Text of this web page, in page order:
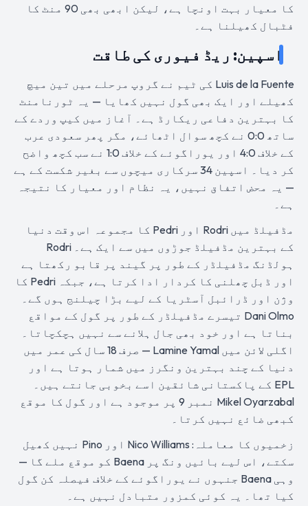
کا معیار بہت اونچا ہے، لیکن ابھی بھی 90 منٹ کا
فٹبال کھیلنا ہے۔
اسپین: ریڈ فیوری کی طاقت
Luis de la Fuente کی ٹیم نے گروپ مرحلے میں تین میچ
کھیلے اور ایک بھی گول نہیں کھایا — یہ ٹورنامنٹ
کا بہترین دفاعی ریکارڈ ہے۔ آغاز میں کیپ وردے کے
ساتھ 0:0 نے کچھ سوال اٹھائے، مگر پھر سعودی عرب
کے خلاف 4:0 اور یوراگوئے کے خلاف 1:0 نے سب کچھ واضح
کر دیا۔ اسپین 34 سرکاری میچوں سے بغیر شکست کے ہے
— یہ محض اتفاق نہیں، یہ نظام اور معیار کا نتیجہ
ہے۔
مڈفیلڈ میں Rodri اور Pedri کا مجموعہ اس وقت دنیا
کے بہترین مڈفیلڈ جوڑوں میں سے ایک ہے۔ Rodri
ہولڈنگ مڈفیلڈر کے طور پر گیند پر قابو رکھتا ہے
اور ڈبل چھلنی کا کردار ادا کرتا ہے، جبکہ Pedri کا
وژن اور ڈرائبل آسٹریا کے لیے بڑا چیلنج ہوں گے۔
Dani Olmo تیسرے مڈفیلڈر کے طور پر گول کے مواقع
بناتا ہے اور خود بھی جال ہلانے سے نہیں ہچکچاتا۔
اگلی لائن میں Lamine Yamal — صرف 18 سال کی عمر میں
دنیا کے چند بہترین ونگرز میں شمار ہوتا ہے اور
EPL کے پاکستانی شائقین اسے بخوبی جانتے ہیں۔
Mikel Oyarzabal نمبر 9 پر موجود ہے اور گول کا موقع
کبھی ضائع نہیں کرتا۔
زخمیوں کا معاملہ: Nico Williams اور Pino نہیں کھیل
سکتے، اس لیے بائیں ونگ پر Baena کو موقع ملے گا —
وہی Baena جنہوں نے یوراگوئے کے خلاف فیصلہ کن گول
کیا تھا۔ یہ کوئی کمزور متبادل نہیں ہے۔